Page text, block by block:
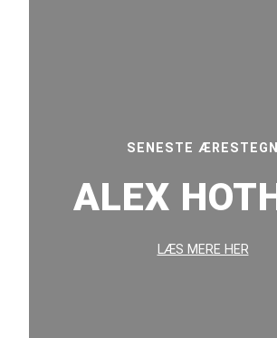
SENESTE ÆRESTEGN
ALEX
LÆS MERE HER